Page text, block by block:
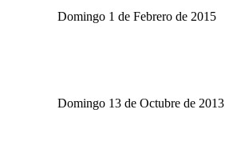
Domingo 1 de Febrero de 2015
Domingo 13 de Octubre de 2013